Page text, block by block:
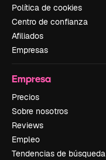
Política de cookies
Centro de confianza
Afiliados
Empresas
Empresa
Precios
Sobre nosotros
Reviews
Empleo
Tendencias de búsqueda